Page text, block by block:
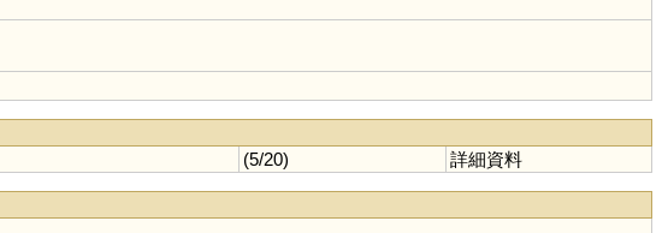
(5/20) 詳細資料